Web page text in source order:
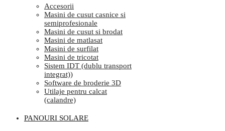
Accesorii
Masini de cusut casnice si
semiprofesionale
Masini de cusut si brodat
Masini de matlasat
Masini de surfilat
Masini de tricotat
Sistem IDT (dublu transport
integrat))
Software de broderie 3D
Utilaje pentru calcat
(calandre)
PANOURI SOLARE